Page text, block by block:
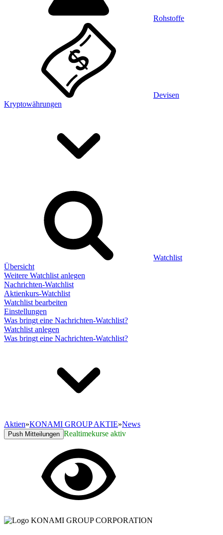
Rohstoffe
Devisen
Kryptowährungen
Watchlist
Übersicht
Weitere Watchlist anlegen
Nachrichten-Watchlist
Aktienkurs-Watchlist
Watchlist bearbeiten
Einstellungen
Was bringt eine Nachrichten-Watchlist?
Watchlist anlegen
Was bringt eine Nachrichten-Watchlist?
Aktien»KONAMI GROUP AKTIE»News
Push Mitteilungen Realtimekurse aktiv